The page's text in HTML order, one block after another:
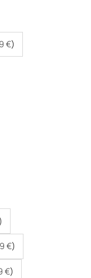
€)
€)
€)